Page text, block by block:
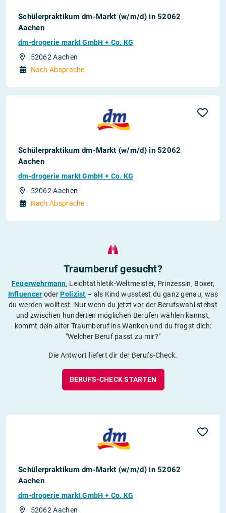
Schülerpraktikum dm-Markt (w/m/d) in 52062
Aachen
dm-drogerie markt GmbH + Co. KG
52062 Aachen
Nach Absprache
Schülerpraktikum dm-Markt (w/m/d) in 52062
Aachen
dm-drogerie markt GmbH + Co. KG
52062 Aachen
Nach Absprache
Traumberuf gesucht?
Feuerwehrmann, Leichtathletik-Weltmeister, Prinzessin, Boxer,
Influencer oderPolizist – als Kind wusstest du ganz genau, was
du werden wolltest. Nur wenn du jetzt vor der Berufswahl stehst
und zwischen hunderten möglichen Berufen wählen kannst,
kommt dein alter Traumberuf ins Wanken und du fragst dich:
"Welcher Beruf passt zu mir?"
Die Antwort liefert dir der Berufs-Check.
BERUFS-CHECK STARTEN
Schülerpraktikum dm-Markt (w/m/d) in 52062
Aachen
dm-drogerie markt GmbH + Co. KG
52062 Aachen